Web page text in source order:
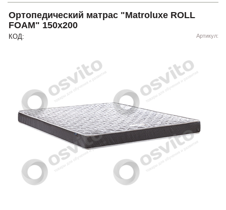
Ортопедический матрас "Matroluxe ROLL
FOAM" 150х200
КОД: Артикул: